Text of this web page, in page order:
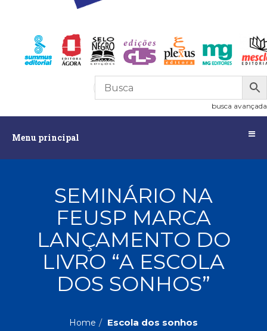
R$0,00
busca avançada
Menu principal
principalAssuntos
Administração,
Astrologia
(27)
Atualidades,
Política,
Direitos
PROMOÇÕES
MAIS
SEMINÁRIO NA
FEUSP MARCA
LANÇAMENTO DO
LIVRO “A ESCOLA
DOS SONHOS”
Home Escola dos sonhos